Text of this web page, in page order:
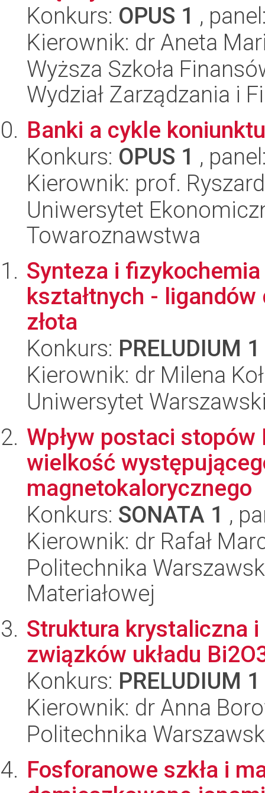
Konkurs: OPUS 1 ,
Kierownik: dr Aneta
Wyższa Szkoła
Wydział Zarządzania i
Banki a cykle
Konkurs: OPUS 1 ,
Kierownik: prof.
Uniwersytet
Towaroznawstwa
Synteza i
kształtnych -
złota
Konkurs: PRELUDIUM 1
Kierownik: dr Milena
Uniwersytet
Wpływ postaci
wielkość
magnetokalorycznego
Konkurs: SONATA 1 ,
Kierownik: dr Rafał
Politechnika
Materiałowej
Struktura krystaliczna
związków układu
Konkurs: PRELUDIUM 1
Kierownik: dr Anna
Politechnika
Fosforanowe szkła i